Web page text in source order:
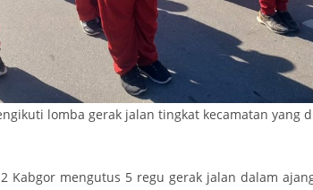
lomba gerak jalan tingkat kecamatan yang
2 Kabgor mengutus 5 regu gerak jalan dalam